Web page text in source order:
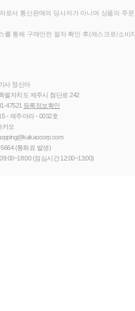
로서 통신판매의 당사자가 아니며 상품의 주
를 통해 구매안전 절차 확인 후(에스크로/소
사 정신아
별자치도 제주시 첨단로 242
47521 등록정보확인
- 제주아라 - 0032호
카오
(통화료 발생)
(점심시간 12:00~13:00)